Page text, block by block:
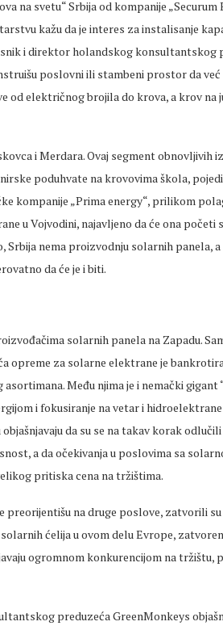
na svetu“ Srbija od kompanije „Securum
kažu da je interes za instalisanje
i direktor holandskog konsultantskog
poslovni ili stambeni prostor da već
od električnog brojila do krova, a krov na
i Merdara. Ovaj segment obnovljivih
poduhvate na krovovima škola,
kompanije „Prima energy“, prilikom
u Vojvodini, najavljeno da će ona početi
Srbija nema proizvodnju solarnih panela, a
da će je i biti.
solarnih panela na Zapadu.
opreme za solarne elektrane je
Među njima je i nemački gigant
i fokusiranje na vetar i
da su se na takav korak
a da očekivanja u poslovima sa
pritiska cena na tržištima.
preorijentišu na druge poslove, zatvorili
ćelija u ovom delu Evrope,
ogromnom konkurencijom na tržištu,
preduzeća GreenMonkeys